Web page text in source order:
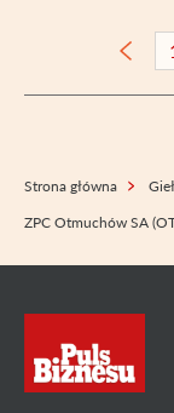
Strona główna
ZPC Otmuchów SA